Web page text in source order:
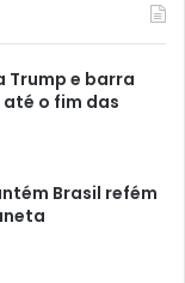
Trump e barra
até o fim das
Brasil refém